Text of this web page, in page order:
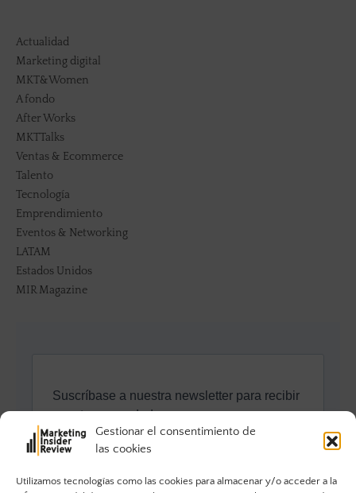
Gestionar el consentimiento de
las cookies
Utilizamos tecnologías como las cookies para almacenar y/o acceder a la
Actualidad
Marketing digital
MKT&Women
A fondo
After Works
MKTTalks
Ventas & Ecommerce
Talento
Tecnología
Emprendimiento
Eventos & Networking
LATAM
Estados Unidos
MIR Magazine